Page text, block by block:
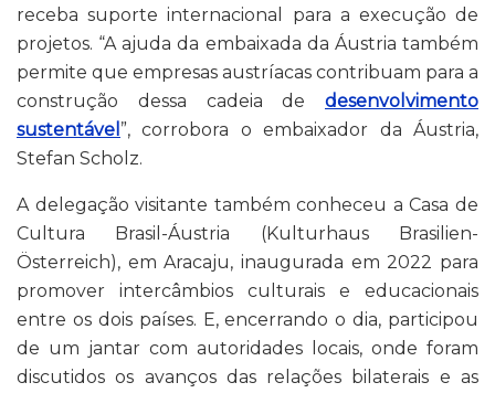
receba suporte internacional para a execução de
projetos. “A ajuda da embaixada da Áustria também
permite que empresas austríacas contribuam para a
construção dessa cadeia de desenvolvimento
sustentável ”, corrobora o embaixador da Áustria,
Stefan Scholz.
A delegação visitante também conheceu a Casa de
Cultura Brasil-Áustria (Kulturhaus Brasilien-
Österreich), em Aracaju, inaugurada em 2022 para
promover intercâmbios culturais e educacionais
entre os dois países. E, encerrando o dia, participou
de um jantar com autoridades locais, onde foram
discutidos os avanços das relações bilaterais e as